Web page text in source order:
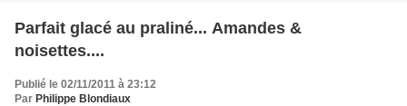
Parfait glacé au praliné... Amandes &
noisettes....
Publié le 02/11/2011 à 23:12
Par Philippe Blondiaux